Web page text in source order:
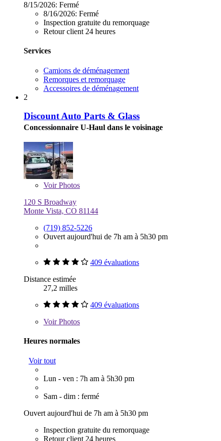
8/15/2026: Fermé
8/16/2026: Fermé
Inspection gratuite du remorquage
Retour client 24 heures
Services
Camions de déménagement
Remorques et remorquage
Accessoires de déménagement
2
Discount Auto Parts & Glass
Concessionnaire U-Haul dans le voisinage
VoirPhotos
120 S Broadway
Monte Vista, CO 81144
(719) 852-5226
Ouvert aujourd'hui de 7h am à 5h30 pm
409 évaluations
Distance estimée
27,2 milles
409 évaluations
VoirPhotos
Heures normales
Voir tout
Lun - ven : 7h am à 5h30 pm
Sam - dim : fermé
Ouvert aujourd'hui de 7h am à 5h30 pm
Inspection gratuite du remorquage
Retour client 24 heures